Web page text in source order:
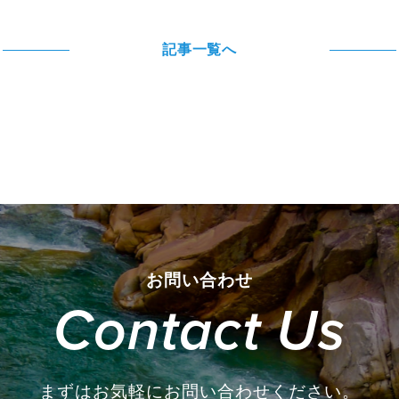
記事一覧へ
お問い合わせ
Contact Us
まずはお気軽にお問い合わせください。